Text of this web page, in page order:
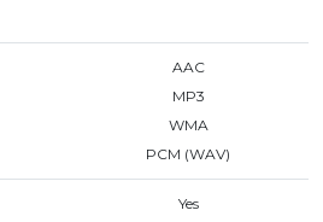
AAC
MP3
WMA
PCM (WAV)
Yes